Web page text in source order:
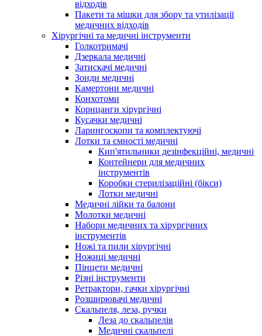
відходів
Пакети та мішки для збору та утилізації
медичних відходів
Хірургічні та медичні інструменти
Голкотримачі
Дзеркала медичні
Затискачі медичні
Зонди медичні
Камертони медичні
Конхотоми
Корнцанги хірургічні
Кусачки медичні
Ларингоскопи та комплектуючі
Лотки та ємності медичні
Кип'ятильники дезінфекційні, медичні
Контейнери для медичних
інструментів
Коробки стерилізаційні (бікси)
Лотки медичні
Медичні лійки та балони
Молотки медичні
Набори медичних та хірургічних
інструментів
Ножі та пили хірургічні
Ножиці медичні
Пінцети медичні
Різні інструменти
Ретрактори, гачки хірургічні
Розширювачі медичні
Скальпеля, леза, ручки
Леза до скальпелів
Медичні скальпелі